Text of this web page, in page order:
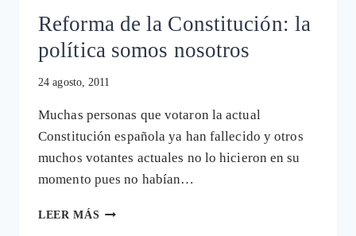
Reforma de la Constitución: la
política somos nosotros
24 agosto, 2011
Muchas personas que votaron la actual
Constitución española ya han fallecido y otros
muchos votantes actuales no lo hicieron en su
momento pues no habían…
LEER MÁS REFORMA